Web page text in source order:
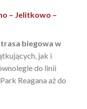
– Jelitkowo –
biegowa w
jak i
do linii
Reagana aż do